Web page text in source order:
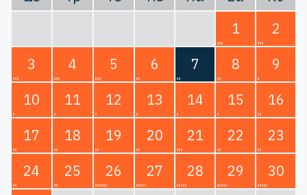
1
2
3
4 5 6 7 8
9
10
11 12 13 14 15
16
17
18 19 20 21 22
23
24
25 26 27 28 29
30